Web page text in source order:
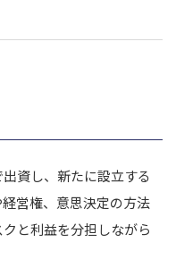
資し、新たに設立する
営権、意思決定の方法
と利益を分担しながら